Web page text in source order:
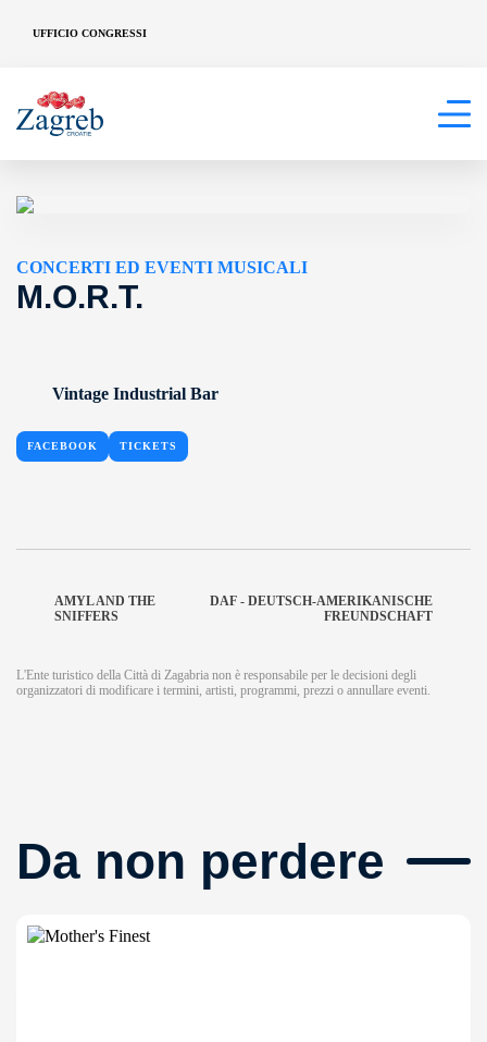
UFFICIO CONGRESSI
CONCERTI ED EVENTI MUSICALI
M.O.R.T.
Vintage Industrial Bar
FACEBOOK TICKETS
AMYL AND THE
SNIFFERS
DAF - DEUTSCH-AMERIKANISCHE
FREUNDSCHAFT
L'Ente turistico della Città di Zagabria non è responsabile per le decisioni degli
organizzatori di modificare i termini, artisti, programmi, prezzi o annullare eventi.
Da non perdere